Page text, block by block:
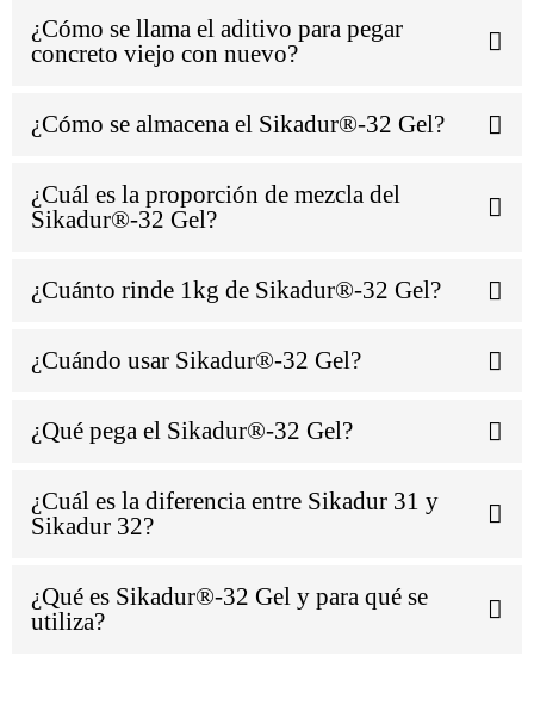
¿Cómo se llama el aditivo para pegar
concreto viejo con nuevo?
¿Cómo se almacena el Sikadur®-32 Gel?
¿Cuál es la proporción de mezcla del
Sikadur®-32 Gel?
¿Cuánto rinde 1kg de Sikadur®-32 Gel?
¿Cuándo usar Sikadur®-32 Gel?
¿Qué pega el Sikadur®-32 Gel?
¿Cuál es la diferencia entre Sikadur 31 y
Sikadur 32?
¿Qué es Sikadur®-32 Gel y para qué se
utiliza?